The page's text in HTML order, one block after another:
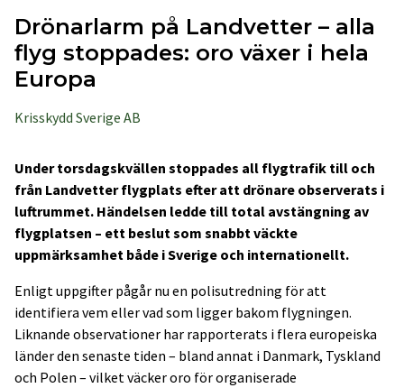
Drönarlarm på Landvetter – alla
flyg stoppades: oro växer i hela
Europa
Krisskydd Sverige AB
Under torsdagskvällen stoppades all flygtrafik till och
från Landvetter flygplats efter att drönare observerats i
luftrummet. Händelsen ledde till total avstängning av
flygplatsen – ett beslut som snabbt väckte
uppmärksamhet både i Sverige och internationellt.
Enligt uppgifter pågår nu en polisutredning för att
identifiera vem eller vad som ligger bakom flygningen.
Liknande observationer har rapporterats i flera europeiska
länder den senaste tiden – bland annat i Danmark, Tyskland
och Polen – vilket väcker oro för organiserade